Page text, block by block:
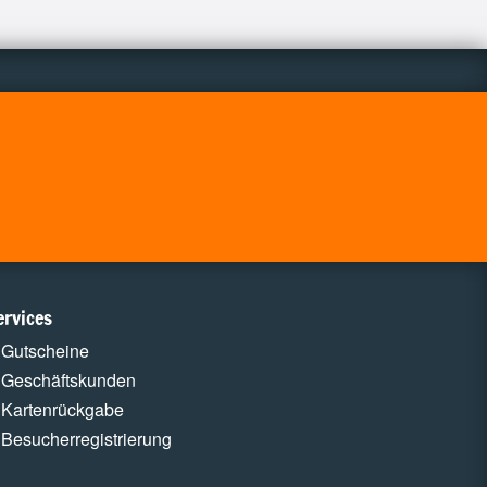
Gutscheine
Geschäftskunden
Kartenrückgabe
Besucherregistrierung